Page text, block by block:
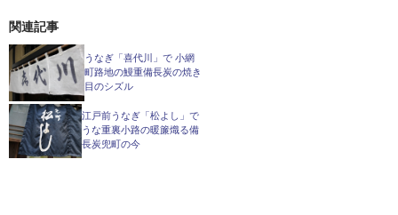
関連記事
うなぎ「喜代川」で 小網
町路地の鰻重備長炭の焼き
目のシズル
江戸前うなぎ「松よし」で
うな重裏小路の暖簾熾る備
長炭兜町の今